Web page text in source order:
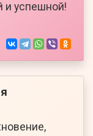
и успешной!